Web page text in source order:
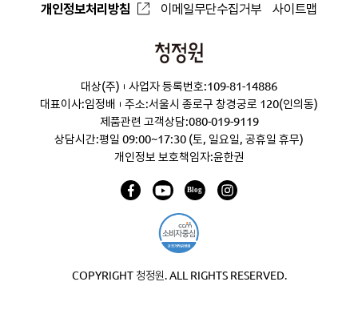
개인정보처리방침 이메일무단수집거부 사이트맵
청
원
대상(주)
사업자 등록번호:109-81-14886
대표이사:임정배
주소:서울시 종로구 창경궁로 120(인의동)
제품관련 고객상담:080-019-9119
상담시간:평일 09:00~17:30 (토, 일요일, 공휴일 휴무)
개인정보 보호책임자:윤한권
COPYRIGHT 청정원. ALL RIGHTS RESERVED.